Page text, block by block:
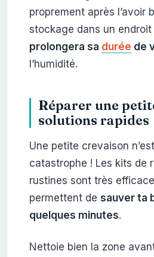
proprement après l’avoir
stockage dans un
prolongera sa durée de
l’humidité.
Réparer une
solutions rapides
Une petite crevaison
catastrophe ! Les kits de
rustines sont très
permettent de sauver ta
quelques minutes.
Nettoie bien la zone